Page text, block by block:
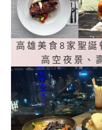
高雄美食8家聖誕
高空夜景、